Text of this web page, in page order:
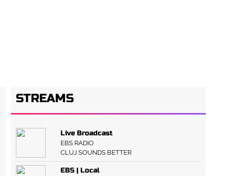
STREAMS
Live Broadcast
EBS RADIO
CLUJ SOUNDS BETTER
EBS | Local